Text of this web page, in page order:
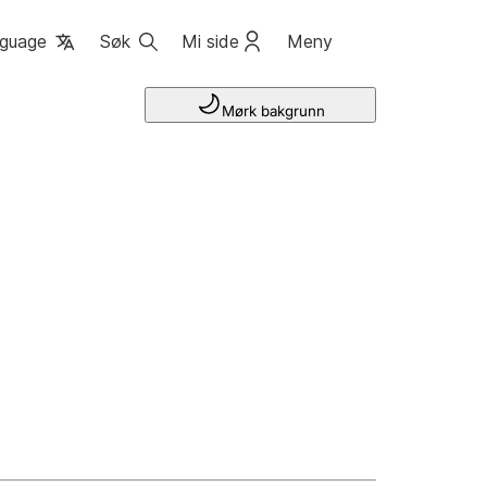
Søk Mi side Meny
Mørk bakgrunn